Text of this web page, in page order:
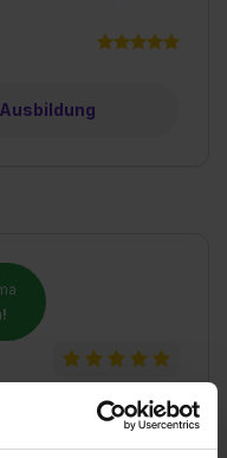
bei deiner